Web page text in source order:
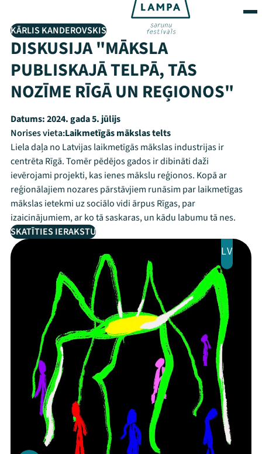
KĀRLIS KANDEROVSKIS
DISKUSIJA "MĀKSLA
PUBLISKAJĀ TELPĀ, TĀS
NOZĪME RĪGĀ UN REĢIONOS"
Datums:2024. gada 5. jūlijs
Norises vieta:Laikmetīgās mākslas telts
Liela daļa no Latvijas laikmetīgās mākslas industrijas ir
centrēta Rīgā. Tomēr pēdējos gados ir dibināti daži
ievērojami projekti, kas ienes mākslu reģionos. Kopā ar
reģionālajiem nozares pārstāvjiem runāsim par laikmetīgas
mākslas ietekmi uz sociālo vidi ārpus Rīgas, par
izaicinājumiem, ar ko tā saskaras, un kādu labumu tā nes.
SKATĪTIES IERAKSTU
LV